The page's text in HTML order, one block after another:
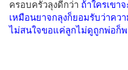
ครอบครัวลุงดีกว่า ถ้าใครเขา
เหมือนยาจกลุงก็ยอมรับว่าคว
ไม่สนใจขอแค่ลูกไม่ดูถูกพ่อก็